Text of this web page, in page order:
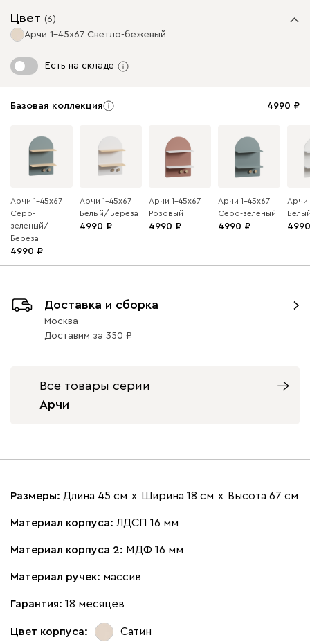
Цвет (6)
Арчи 1-45x67 Светло-бежевый
Есть на складе
Базовая коллекция 4990
Арчи 1-45x67
Серо-
зеленый/
Береза
4990
Арчи 1-45x67
Белый/Береза
4990
Арчи 1-45x67
Розовый
4990
Арчи 1-45x67
Серо-зеленый
4990
Арчи
4990
Доставка и сборка
Москва
Доставим за 350
Все товары серии
Арчи
Размеры: Длина 45 см х Ширина 18 см х Высота 67 см
Материал корпуса: ЛДСП 16 мм
Материал корпуса 2: МДФ 16 мм
Материал ручек: массив
Гарантия: 18 месяцев
Цвет корпуса: Сатин